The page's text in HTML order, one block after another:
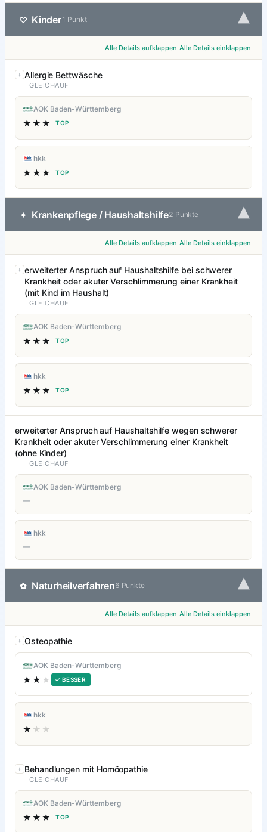
♡ Kinder1 Punkt ▾
Alle Details aufklappen Alle Details einklappen
Allergie Bettwäsche
GLEICHAUF
AOK Baden-Württemberg
★★★ TOP
hkk
★★★ TOP
✦ Krankenpflege / Haushaltshilfe2 Punkte ▾
Alle Details aufklappen Alle Details einklappen
erweiterter Anspruch auf Haushaltshilfe bei schwerer
Krankheit oder akuter Verschlimmerung einer Krankheit
(mit Kind im Haushalt)
GLEICHAUF
AOK Baden-Württemberg
★★★ TOP
hkk
★★★ TOP
erweiterter Anspruch auf Haushaltshilfe wegen schwerer
Krankheit oder akuter Verschlimmerung einer Krankheit
(ohne Kinder)
GLEICHAUF
AOK Baden-Württemberg
—
hkk
—
✿ Naturheilverfahren6 Punkte ▾
Alle Details aufklappen Alle Details einklappen
Osteopathie
AOK Baden-Württemberg
★★ ★ ✓ BESSER
hkk
★ ★★
Behandlungen mit Homöopathie
GLEICHAUF
AOK Baden-Württemberg
★★★ TOP